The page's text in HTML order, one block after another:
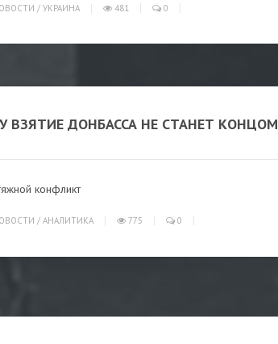
/ УКРАИНА 481 0
ВЗЯТИЕ ДОНБАССА НЕ СТАНЕТ КОНЦОМ
конфликт
/ АНАЛИТИКА 775 0